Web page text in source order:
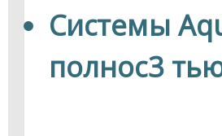
Системы
полнос3